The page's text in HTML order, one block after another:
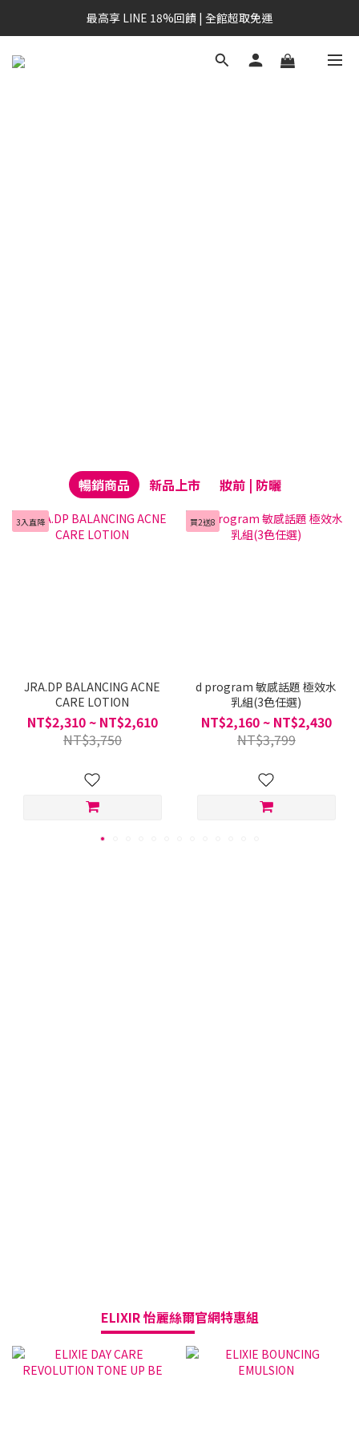
最高享 LINE 18%回饋 | 全館超取免運
暢銷商品 新品上市 妝前 | 防曬
3入直降
JRA.DP BALANCING ACNE
CARE LOTION
NT$2,310 ~ NT$2,610
NT$3,750
買2送8
d program 敏感話題 極效水
乳組(3色任選)
NT$2,160 ~ NT$2,430
NT$3,799
ELIXIR 怡麗絲爾官網特惠組